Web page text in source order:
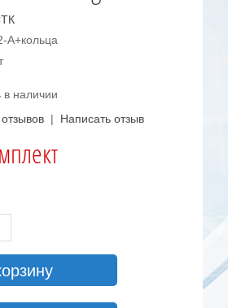
А+кольца
в наличии
| Написать отзыв